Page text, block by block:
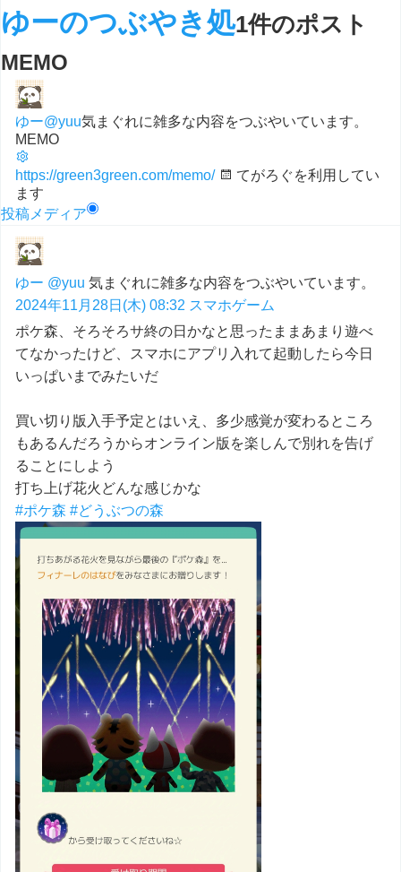
ゆーのつぶやき処1件のポスト
MEMO
ゆー@yuu気まぐれに雑多な内容をつぶやいています。
MEMO
https://green3green.com/memo/
てがろぐを利用してい
ます
投稿 メディア
ゆー @yuu 気まぐれに雑多な内容をつぶやいています。
2024年11月28日(木) 08:32 スマホゲーム
ポケ森、そろそろサ終の日かなと思ったままあまり遊べ
てなかったけど、スマホにアプリ入れて起動したら今日
いっぱいまでみたいだ
買い切り版入手予定とはいえ、多少感覚が変わるところ
もあるんだろうからオンライン版を楽しんで別れを告げ
ることにしよう
打ち上げ花火どんな感じかな
#ポケ森 #どうぶつの森